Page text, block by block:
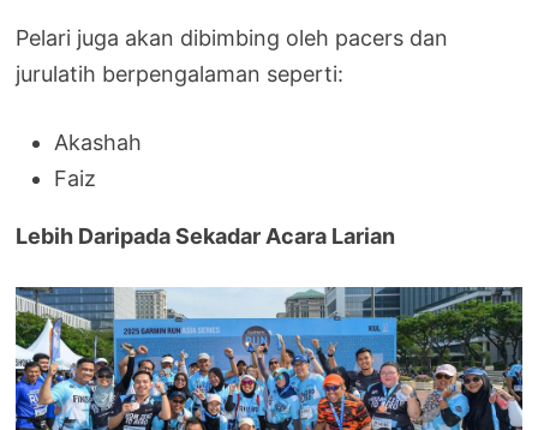
Pelari juga akan dibimbing oleh pacers dan
jurulatih berpengalaman seperti:
Akashah
Faiz
Lebih Daripada Sekadar Acara Larian